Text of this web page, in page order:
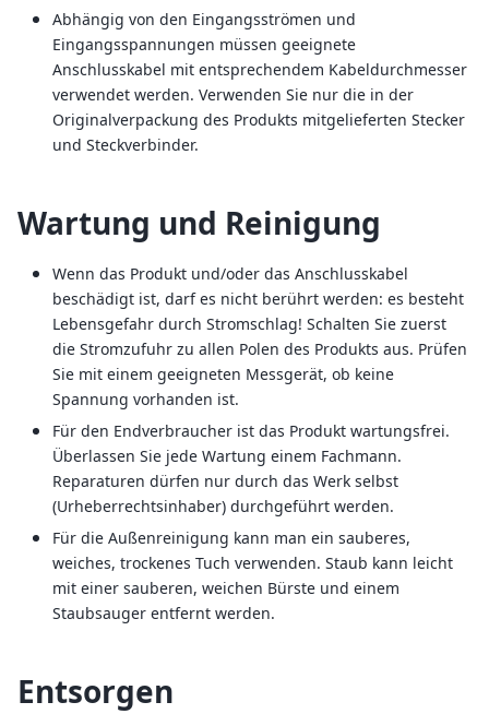
Abhängig von den Eingangsströmen und
Eingangsspannungen müssen geeignete
Anschlusskabel mit entsprechendem Kabeldurchmesser
verwendet werden. Verwenden Sie nur die in der
Originalverpackung des Produkts mitgelieferten Stecker
und Steckverbinder.
Wartung und Reinigung
Wenn das Produkt und/oder das Anschlusskabel
beschädigt ist, darf es nicht berührt werden: es besteht
Lebensgefahr durch Stromschlag! Schalten Sie zuerst
die Stromzufuhr zu allen Polen des Produkts aus. Prüfen
Sie mit einem geeigneten Messgerät, ob keine
Spannung vorhanden ist.
Für den Endverbraucher ist das Produkt wartungsfrei.
Überlassen Sie jede Wartung einem Fachmann.
Reparaturen dürfen nur durch das Werk selbst
(Urheberrechtsinhaber) durchgeführt werden.
Für die Außenreinigung kann man ein sauberes,
weiches, trockenes Tuch verwenden. Staub kann leicht
mit einer sauberen, weichen Bürste und einem
Staubsauger entfernt werden.
Entsorgen